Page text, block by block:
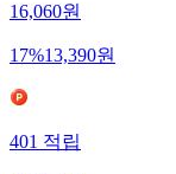
16,060원
17%13,390원
401 적립